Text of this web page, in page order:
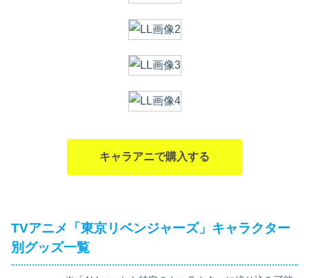
キャラアニで購入する
TVアニメ「東京リベンジャーズ」キャラクター
別グッズ一覧